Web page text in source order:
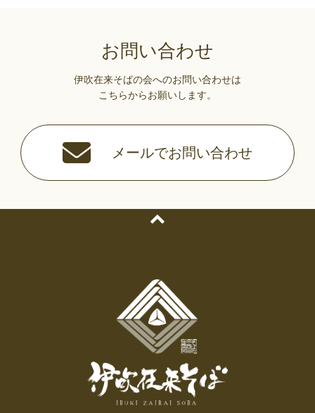
お問い合わせ
伊吹在来そばの会へのお問い合わせは
こちらからお願いします。
メールでお問い合わせ